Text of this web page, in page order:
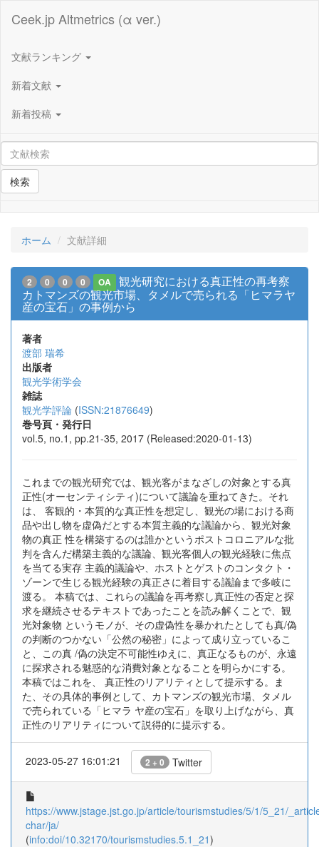
Ceek.jp Altmetrics (α ver.)
文献ランキング
新着文献
新着投稿
検索
ホーム 文献詳細
2 0 0 0 OA
観光研究における真正性の再考察
カトマンズの観光市場、タメルで売られる「ヒマラヤ
産の宝石」の事例から
著者
渡部 瑞希
出版者
観光学術学会
雑誌
観光学評論 (ISSN:21876649)
巻号頁・発行日
vol.5, no.1, pp.21-35, 2017 (Released:2020-01-13)
これまでの観光研究では、観光客がまなざしの対象とする真
正性(オーセンティシティ)について議論を重ねてきた。それ
は、 客観的・本質的な真正性を想定し、観光の場における商
品や出し物を虚偽だとする本質主義的な議論から、観光対象
物の真正 性を構築するのは誰かというポストコロニアルな批
判を含んだ構築主義的な議論、観光客個人の観光経験に焦点
を当てる実存 主義的議論や、ホストとゲストのコンタクト・
ゾーンで生じる観光経験の真正さに着目する議論まで多岐に
渡る。 本稿では、これらの議論を再考察し真正性の否定と探
求を継続させるテキストであったことを読み解くことで、観
光対象物 というモノが、その虚偽性を暴かれたとしても真/偽
の判断のつかない「公然の秘密」によって成り立っているこ
と、この真 /偽の決定不可能性ゆえに、真正なるものが、永遠
に探求される魅惑的な消費対象となることを明らかにする。
本稿ではこれを、 真正性のリアリティとして提示する。ま
た、その具体的事例として、カトマンズの観光市場、タメル
で売られている「ヒマラ ヤ産の宝石」を取り上げながら、真
正性のリアリティについて説得的に提示する。
2023-05-27 16:01:21 2 + 0 Twitter
https://www.jstage.jst.go.jp/article/tourismstudies/5/1/5_21/
char/ja/
(info:doi/10.32170/tourismstudies.5.1_21)